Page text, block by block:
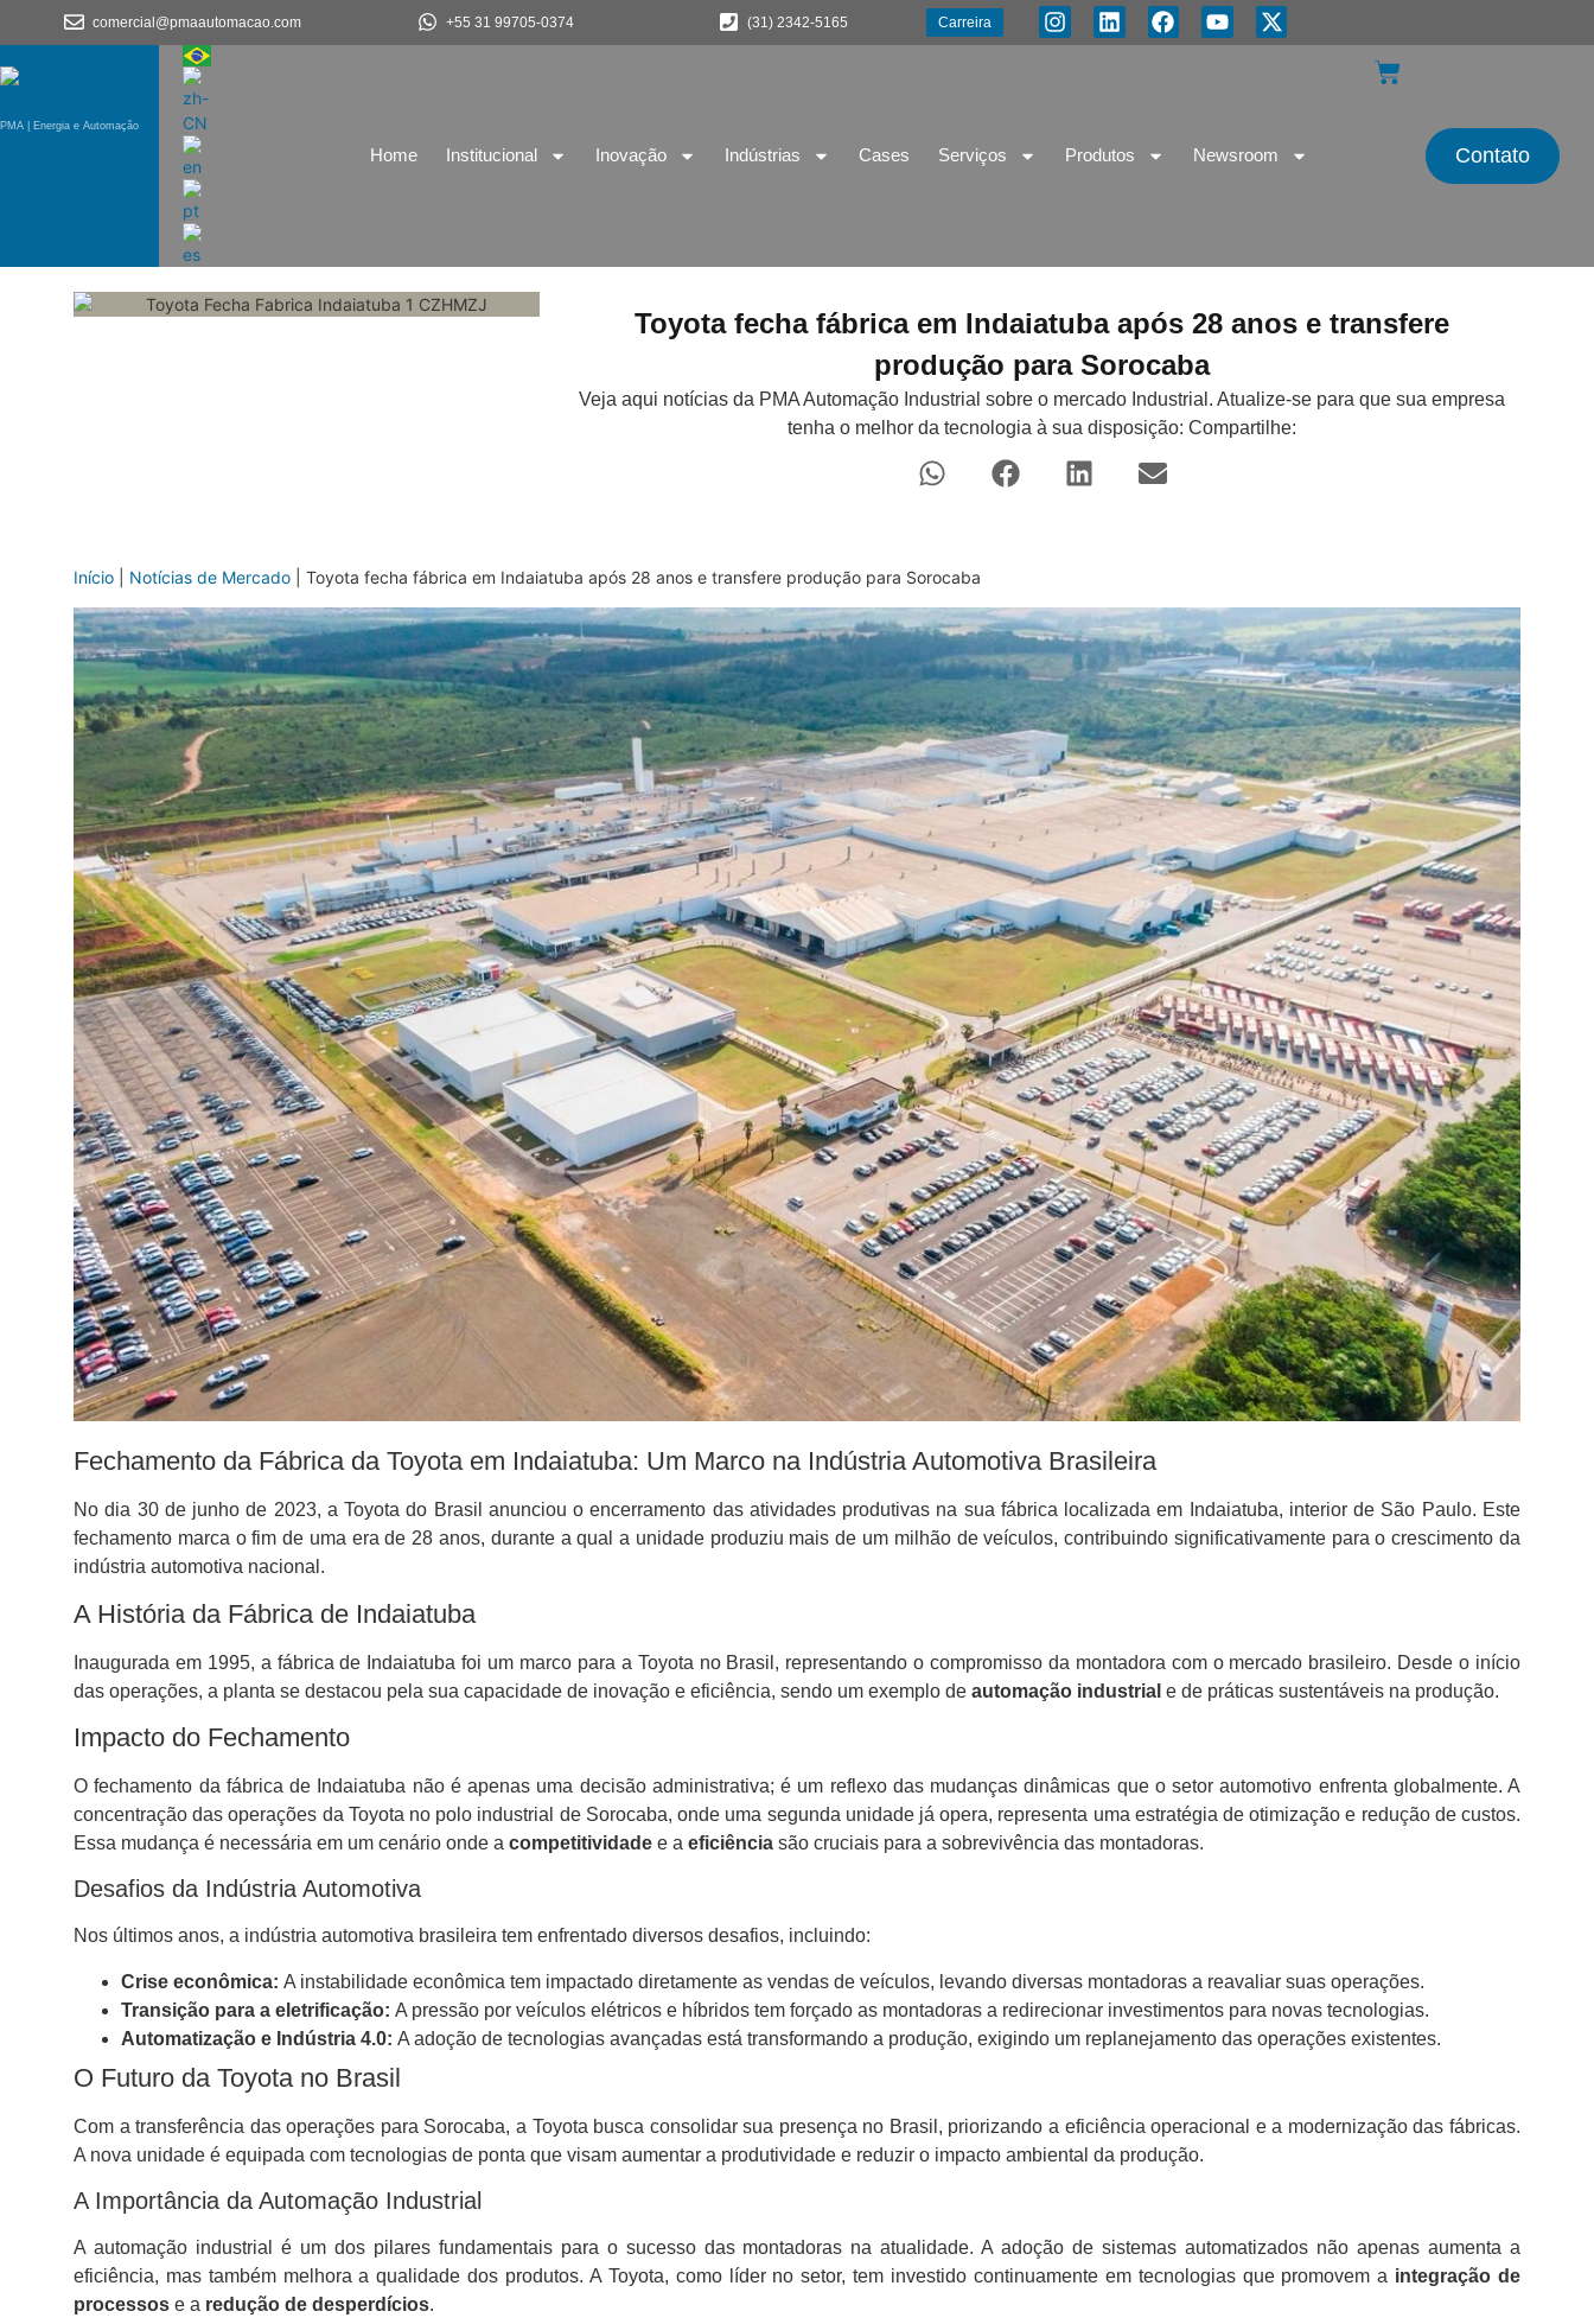
comercial@pmaautomacao.com +55 31 99705-0374 (31) 2342-5165 Carreira
PMA | Energia e Automação
Home Institucional Inovação Indústrias Cases Serviços Produtos Newsroom Contato
Toyota fecha fábrica em Indaiatuba após 28 anos e transfere
produção para Sorocaba
Veja aqui notícias da PMA Automação Industrial sobre o mercado Industrial. Atualize-se para que sua empresa
tenha o melhor da tecnologia à sua disposição: Compartilhe:
Início Notícias de Mercado Toyota fecha fábrica em Indaiatuba após 28 anos e transfere produção para Sorocaba
Fechamento da Fábrica da Toyota em Indaiatuba: Um Marco na Indústria Automotiva Brasileira
No dia 30 de junho de 2023, a Toyota do Brasil anunciou o encerramento das atividades produtivas na sua fábrica localizada em Indaiatuba, interior de São Paulo. Este
fechamento marca o fim de uma era de 28 anos, durante a qual a unidade produziu mais de um milhão de veículos, contribuindo significativamente para o crescimento da
indústria automotiva nacional.
A História da Fábrica de Indaiatuba
Inaugurada em 1995, a fábrica de Indaiatuba foi um marco para a Toyota no Brasil, representando o compromisso da montadora com o mercado brasileiro. Desde o início
das operações, a planta se destacou pela sua capacidade de inovação e eficiência, sendo um exemplo de automação industrial e de práticas sustentáveis na produção.
Impacto do Fechamento
O fechamento da fábrica de Indaiatuba não é apenas uma decisão administrativa; é um reflexo das mudanças dinâmicas que o setor automotivo enfrenta globalmente. A
concentração das operações da Toyota no polo industrial de Sorocaba, onde uma segunda unidade já opera, representa uma estratégia de otimização e redução de custos.
Essa mudança é necessária em um cenário onde a competitividade e a eficiência são cruciais para a sobrevivência das montadoras.
Desafios da Indústria Automotiva
Nos últimos anos, a indústria automotiva brasileira tem enfrentado diversos desafios, incluindo:
Crise econômica: A instabilidade econômica tem impactado diretamente as vendas de veículos, levando diversas montadoras a reavaliar suas operações.
Transição para a eletrificação: A pressão por veículos elétricos e híbridos tem forçado as montadoras a redirecionar investimentos para novas tecnologias.
Automatização e Indústria 4.0: A adoção de tecnologias avançadas está transformando a produção, exigindo um replanejamento das operações existentes.
O Futuro da Toyota no Brasil
Com a transferência das operações para Sorocaba, a Toyota busca consolidar sua presença no Brasil, priorizando a eficiência operacional e a modernização das fábricas.
A nova unidade é equipada com tecnologias de ponta que visam aumentar a produtividade e reduzir o impacto ambiental da produção.
A Importância da Automação Industrial
A automação industrial é um dos pilares fundamentais para o sucesso das montadoras na atualidade. A adoção de sistemas automatizados não apenas aumenta a
eficiência, mas também melhora a qualidade dos produtos. A Toyota, como líder no setor, tem investido continuamente em tecnologias que promovem a integração de
processos e a redução de desperdícios.